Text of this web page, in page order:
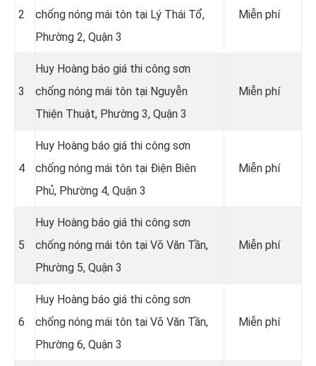
2
chống nóng mái tôn tại Lý Thái Tổ,
Phường 2, Quận 3
Miễn phí
3
Huy Hoàng báo giá thi công sơn
chống nóng mái tôn tại Nguyễn
Thiện Thuật, Phường 3, Quận 3
Miễn phí
4
Huy Hoàng báo giá thi công sơn
chống nóng mái tôn tại Điện Biên
Phủ, Phường 4, Quận 3
Miễn phí
5
Huy Hoàng báo giá thi công sơn
chống nóng mái tôn tại Võ Văn Tần,
Phường 5, Quận 3
Miễn phí
6
Huy Hoàng báo giá thi công sơn
chống nóng mái tôn tại Võ Văn Tần,
Phường 6, Quận 3
Miễn phí